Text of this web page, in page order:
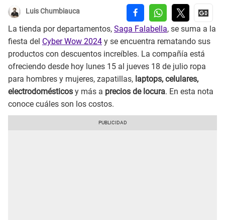
Luis Chumbiauca
La tienda por departamentos, Saga Falabella, se suma a la
fiesta del Cyber Wow 2024 y se encuentra rematando sus
productos con descuentos increíbles. La compañía está
ofreciendo desde hoy lunes 15 al jueves 18 de julio ropa
para hombres y mujeres, zapatillas, laptops, celulares,
electrodomésticos y más a precios de locura. En esta nota
conoce cuáles son los costos.